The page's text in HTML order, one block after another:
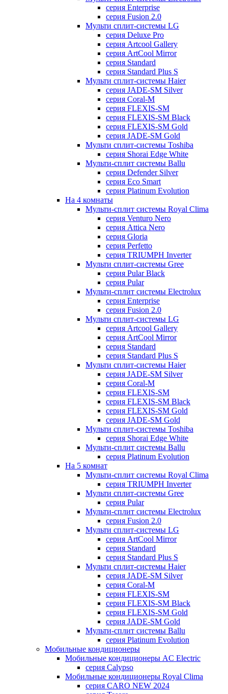
серия Enterprise
серия Fusion 2.0
Мульти сплит-системы LG
серия Deluxe Pro
серия Artcool Gallery
серия ArtCool Mirror
серия Standard
серия Standard Plus S
Мульти сплит-системы Haier
серия JADE-SM Silver
серия Coral-M
серия FLEXIS-SM
серия FLEXIS-SM Black
серия FLEXIS-SM Gold
серия JADE-SM Gold
Мульти сплит-системы Toshiba
серия Shorai Edge White
Мульти-сплит системы Ballu
серия Defender Silver
серия Eco Smart
серия Platinum Evolution
На 4 комнаты
Мульти-сплит системы Royal Clima
серия Venturo Nero
серия Attica Nero
серия Gloria
серия Perfetto
серия TRIUMPH Inverter
Мульти сплит-системы Gree
серия Pular Black
серия Pular
Мульти-сплит системы Electrolux
серия Enterprise
серия Fusion 2.0
Мульти сплит-системы LG
серия Artcool Gallery
серия ArtCool Mirror
серия Standard
серия Standard Plus S
Мульти сплит-системы Haier
серия JADE-SM Silver
серия Coral-M
серия FLEXIS-SM
серия FLEXIS-SM Black
серия FLEXIS-SM Gold
серия JADE-SM Gold
Мульти сплит-системы Toshiba
серия Shorai Edge White
Мульти-сплит системы Ballu
серия Platinum Evolution
На 5 комнат
Мульти-сплит системы Royal Clima
серия TRIUMPH Inverter
Мульти сплит-системы Gree
серия Pular
Мульти-сплит системы Electrolux
серия Fusion 2.0
Мульти сплит-системы LG
серия ArtCool Mirror
серия Standard
серия Standard Plus S
Мульти сплит-системы Haier
серия JADE-SM Silver
серия Coral-M
серия FLEXIS-SM
серия FLEXIS-SM Black
серия FLEXIS-SM Gold
серия JADE-SM Gold
Мульти-сплит системы Ballu
серия Platinum Evolution
Мобильные кондиционеры
Мобильные кондиционеры AC Electric
серия Calypso
Мобильные кондиционеры Royal Clima
серия CARO NEW 2024